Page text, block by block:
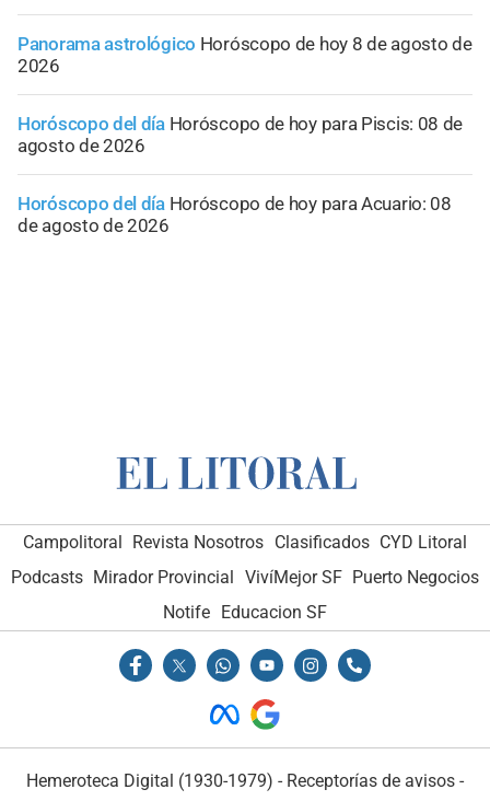
Panorama astrológico Horóscopo de hoy 8 de agosto de
2026
Horóscopo del día Horóscopo de hoy para Piscis: 08 de
agosto de 2026
Horóscopo del día Horóscopo de hoy para Acuario: 08
de agosto de 2026
Campolitoral Revista Nosotros Clasificados CYD Litoral
Podcasts Mirador Provincial VivíMejor SF Puerto Negocios
Notife Educacion SF
Hemeroteca Digital (1930-1979) - Receptorías de avisos -